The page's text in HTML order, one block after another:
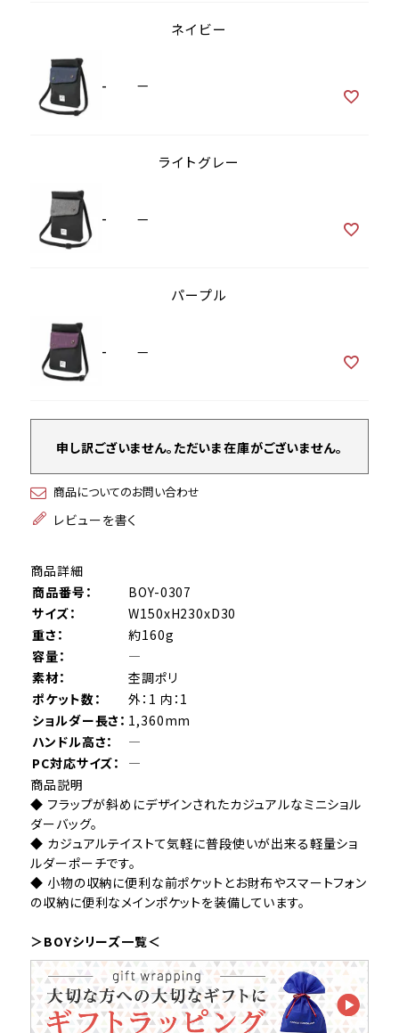
ネイビー
- —
ライトグレー
- —
パープル
- —
申し訳ございません。ただいま在庫がございません。
商品についてのお問い合わせ
レビューを書く
商品詳細
商品番号：
BOY-0307
サイズ：
W150xH230xD30
重さ：
約160g
容量：
―
素材：
杢調ポリ
ポケット数：
外：1 内：1
ショルダー長さ： 1,360mm
ハンドル高さ：
―
PC対応サイズ：
―
商品説明
◆ フラップが斜めにデザインされたカジュアルなミニショル
ダーバッグ。
◆ カジュアルテイストて気軽に普段使いが出来る軽量ショ
ルダーポーチです。
◆ 小物の収納に便利な前ポケットとお財布やスマートフォン
の収納に便利なメインポケットを装備しています。
＞BOYシリーズ一覧＜